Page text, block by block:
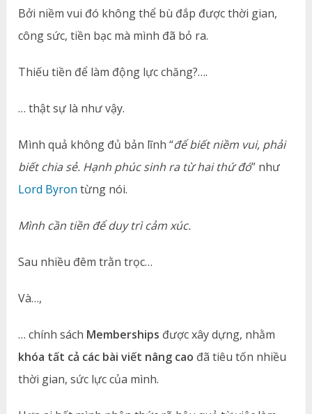
Bởi niềm vui đó không thể bù đắp được thời gian,
công sức, tiền bạc mà mình đã bỏ ra.
Thiếu tiền để làm động lực chăng?….
… thật sự là như vậy.
Mình quả không đủ bản lĩnh “để biết niềm vui, phải
biết chia sẻ. Hạnh phúc sinh ra từ hai thứ đó” như
Lord Byron từng nói.
Mình cần tiền để duy trì cảm xúc.
Sau nhiều đêm trằn trọc…
Và…,
… chính sách Memberships được xây dựng, nhằm
khóa tất cả các bài viết nâng cao đã tiêu tốn nhiều
thời gian, sức lực của mình.